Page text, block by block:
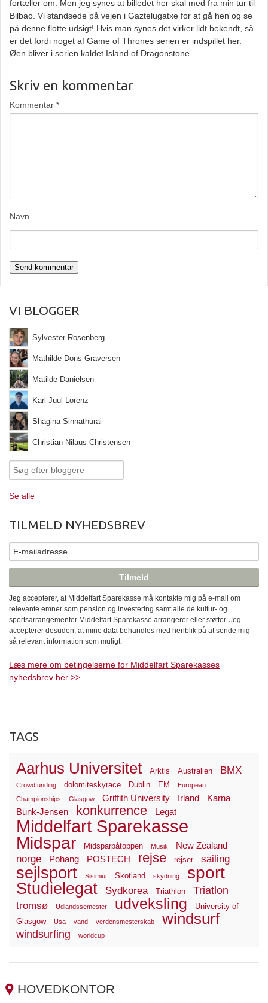
fortæller om. Men jeg synes at billedet her skal med fra min tur til
Bilbao. Vi standsede på vejen i Gaztelugatxe for at gå hen og se
på denne flotte udsigt! Hvis man synes det virker lidt bekendt, så
er det fordi noget af Game of Thrones serien er indspillet her.
Øen bliver i serien kaldet Island of Dragonstone.
Skriv en kommentar
Kommentar *
Navn
VI BLOGGER
Sylvester Rosenberg
Mathilde Dons Graversen
Matilde Danielsen
Karl Juul Lorenz
Shagina Sinnathurai
Christian Nilaus Christensen
Se alle
TILMELD NYHEDSBREV
Jeg accepterer, at Middelfart Sparekasse må kontakte mig på e-mail om
relevante emner som pension og investering samt alle de kultur- og
sportsarrangementer Middelfart Sparekasse arrangerer eller støtter. Jeg
accepterer desuden, at mine data behandles med henblik på at sende mig
så relevant information som muligt.
Læs mere om betingelserne for Middelfart Sparekasses
nyhedsbrev her >>
TAGS
Aarhus Universitet Arktis Australien BMX
Crowdfunding dolomiteskyrace Dublin EM
European
Championships
Glasgow Griffith University Irland
Karna
Bunk-Jensen
konkurrence Legat
Middelfart Sparekasse
Midspar Midsparpåtoppen Musik New Zealand
norge Pohang POSTECH rejse rejser sailing
sejlsport Sisimiut Skotland skydning sport
Studielegat Sydkorea Triathlon Triatlon
tromsø Udlandssemester udveksling
University of
Glasgow
Usa vand verdensmesterskab windsurf
windsurfing worldcup
HOVEDKONTOR